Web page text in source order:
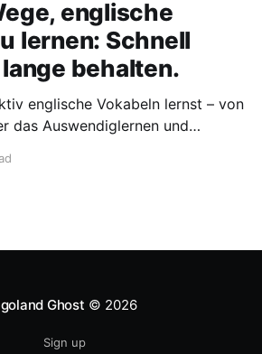
englische
lernen: Schnell
behalten.
englische Vokabeln lernst – von
das Auswendiglernen und
kannst du dir Vokabeln
Ghost © 2026
Sign up